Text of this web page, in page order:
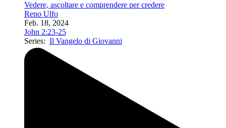
Vedere, ascoltare e comprendere per credere
Reno Ulfo
Feb. 18, 2024
John 2:23-25
Series: Il Vangelo di Giovanni